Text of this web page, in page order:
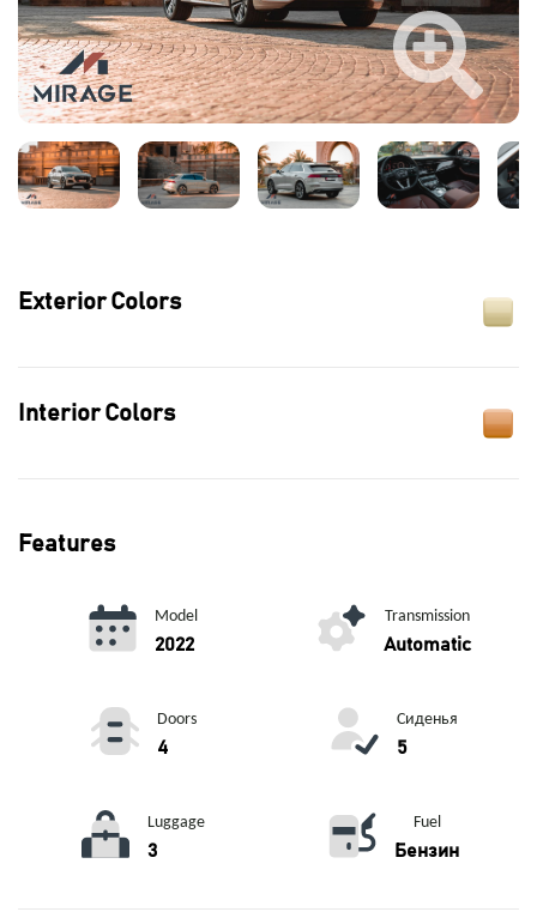
Exterior Colors
Interior Colors
Features
2022
Model
Automatic
Transmission
4
Doors
5
Сиденья
3
Luggage
Бензин
Fuel